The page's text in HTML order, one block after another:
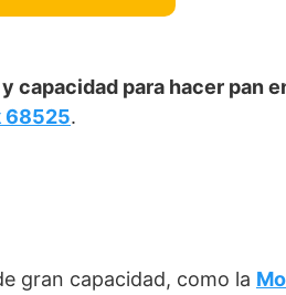
capacidad para hacer pan
68525.
gran capacidad, como la